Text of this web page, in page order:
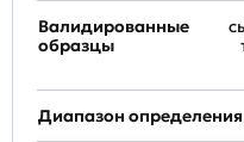
Валидированные
образцы
Диапазон определения